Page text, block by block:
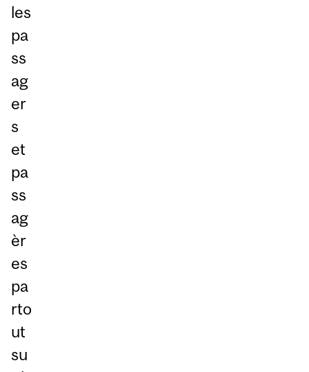
les
pa
ss
ag
er
s
et
pa
ss
ag
èr
es
pa
rto
ut
su